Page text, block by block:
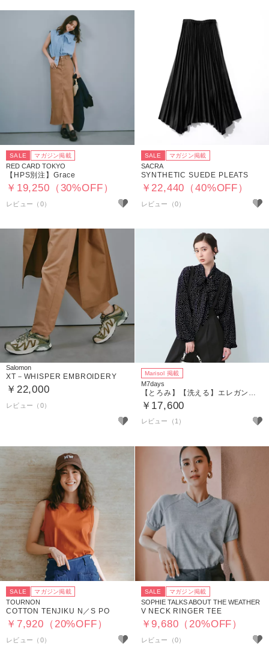
SALE マガジン掲載
RED CARD TOKYO
【HPS別注】Grace
￥19,250（30%OFF）
SALE マガジン掲載
SACRA
SYNTHETIC SUEDE PLEATS
￥22,440（40%OFF）
Salomon
XT－WHISPER EMBROIDERY
￥22,000
Marisol 掲載
M7days
【とろみ】【洗える】エレガントドット柄ボウタイブラウス
￥17,600
レビュー（1）
SALE マガジン掲載
TOURNON
COTTON TENJIKU N／S PO
￥7,920（20%OFF）
SALE マガジン掲載
SOPHIE TALKS ABOUT THE WEATHER
V NECK RINGER TEE
￥9,680（20%OFF）